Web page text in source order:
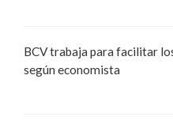
BCV trabaja para facilitar
según economista